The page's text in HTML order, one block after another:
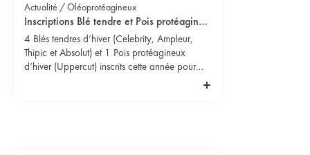
Actualité / Oléoprotéagineux
Inscriptions Blé tendre et Pois protéagineux 2022 : 5 nouveautés
4 Blés tendres d’hiver (Celebrity, Ampleur,
Thipic et Absolut) et 1 Pois protéagineux
d’hiver (Uppercut) inscrits cette année pour